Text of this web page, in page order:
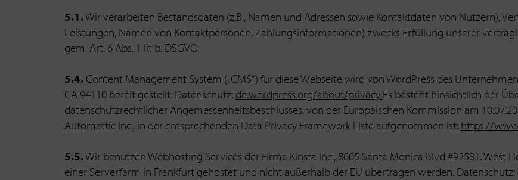
5.1.Wir verarbeiten Bestandsdaten (z.B., Namen und Adressen sowie Kontaktdaten von Nutzern),
Leistungen, Namen von Kontaktpersonen, Zahlungsinformationen) zwecks Erfüllung unserer
gem. Art. 6 Abs. 1 lit b. DSGVO.
5.4. Content Management System („CMS“) für diese Webseite wird von WordPress des
CA 94110 bereit gestellt. Datenschutz: de.wordpress.org/about/privacy Es besteht hinsichtlich der
datenschutzrechtlicher Angemessenheitsbeschlusses, von der Europäischen Kommission am
Automattic Inc., in der entsprechenden Data Privacy Framework Liste aufgenommen ist: https://
5.5.Wir benutzen Webhosting Services der Firma Kinsta Inc., 8605 Santa Monica Blvd #92581. West
einer Serverfarm in Frankfurt gehostet und nicht außerhalb der EU übertragen werden.